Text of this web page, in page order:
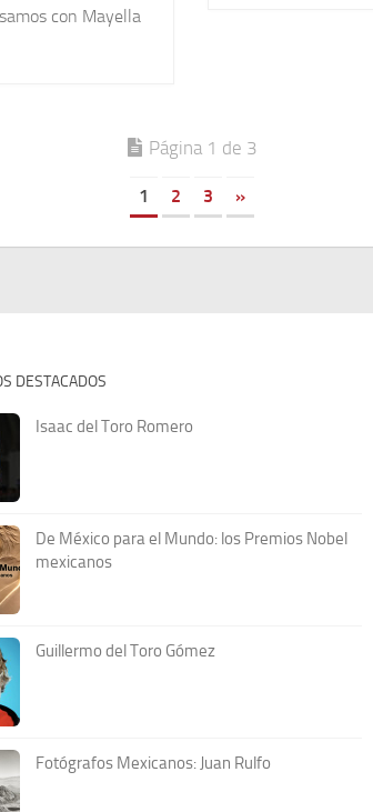
con Mayella
Página 1 de 3
1 2 3 »
DESTACADOS
Isaac del Toro Romero
De México para el Mundo: los Premios Nobel
mexicanos
Guillermo del Toro Gómez
Fotógrafos Mexicanos: Juan Rulfo